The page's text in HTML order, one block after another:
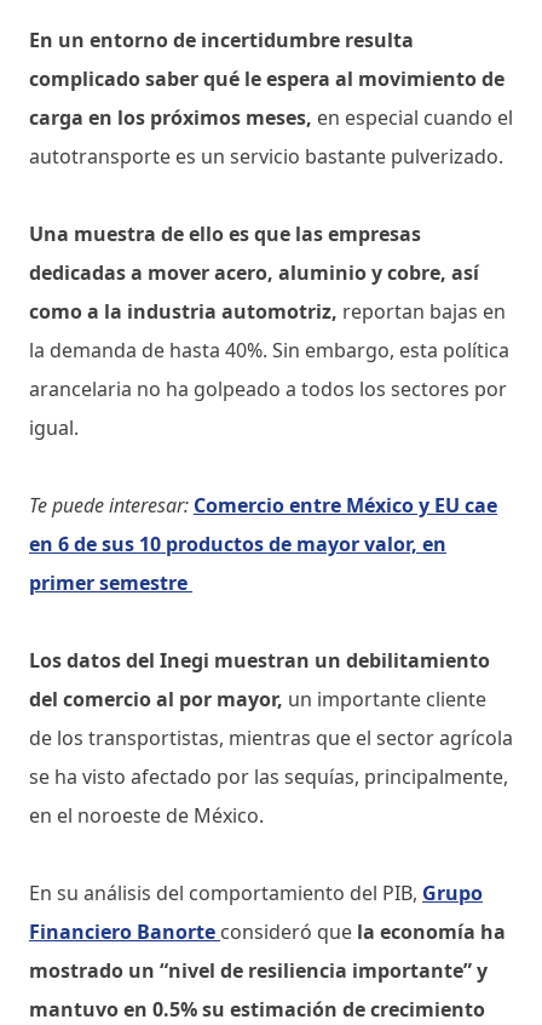
En un entorno de incertidumbre resulta
complicado saber qué le espera al movimiento de
carga en los próximos meses, en especial cuando el
autotransporte es un servicio bastante pulverizado.
Una muestra de ello es que las empresas
dedicadas a mover acero, aluminio y cobre, así
como a la industria automotriz, reportan bajas en
la demanda de hasta 40%. Sin embargo, esta política
arancelaria no ha golpeado a todos los sectores por
igual.
Te puede interesar: Comercio entre México y EU cae
en 6 de sus 10 productos de mayor valor, en
primer semestre
Los datos del Inegi muestran un debilitamiento
del comercio al por mayor, un importante cliente
de los transportistas, mientras que el sector agrícola
se ha visto afectado por las sequías, principalmente,
en el noroeste de México.
En su análisis del comportamiento del PIB, Grupo
Financiero Banorte consideró que la economía ha
mostrado un “nivel de resiliencia importante” y
mantuvo en 0.5% su estimación de crecimiento